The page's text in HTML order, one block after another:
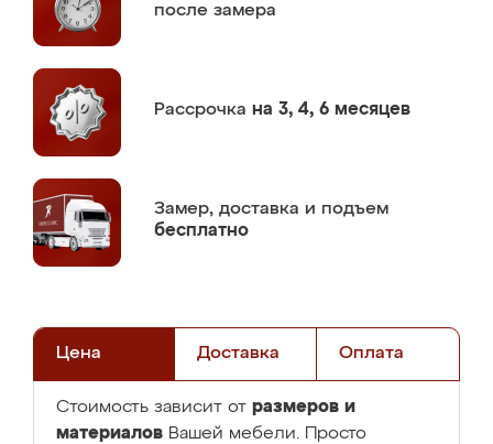
после замера
Рассрочка на 3, 4, 6 месяцев
Замер, доставка и подъем
бесплатно
Цена Доставка Оплата
Стоимость зависит от размеров и
материалов Вашей мебели. Просто